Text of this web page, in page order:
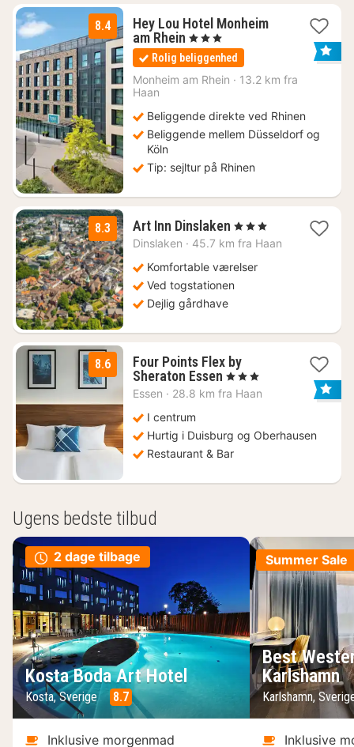
8.4
Hey Lou Hotel Monheim
am Rhein 2
nætter
fra
479
, 3 Stjerner
Rolig beliggenhed
Monheim am Rhein · 13.2 km fra
Haan
Beliggende direkte ved Rhinen
Beliggende mellem Düsseldorf og
Köln
Tip: sejltur på Rhinen
8.3 Art Inn Dinslaken 3
nætter
442
kr.
, 3 Stjerner
Dinslaken · 45.7 km fra Haan
Komfortable værelser
Ved togstationen
Dejlig gårdhave
8.6
Four Points Flex by
Sheraton Essen 1
nat
kr.
, 3 Stjerner
Essen · 28.8 km fra Haan
I centrum
Hurtig i Duisburg og Oberhausen
Restaurant & Bar
Ugens bedste tilbud
2 dage tilbage
Kosta Boda Art Hotel
Kosta, Sverige 8.7
Inklusive morgenmad
Summer Sale
Best
Karlshamn
Karlshamn,
Inklusive